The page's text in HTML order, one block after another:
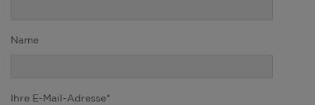
Name
Ihre E-Mail-Adresse*